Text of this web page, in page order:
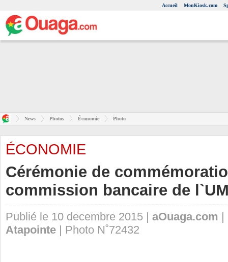
Accueil MonKiosk.com
News Photos Économie Photo
ÉCONOMIE
Cérémonie de
commission bancaire de
Publié le 10 decembre 2015 | aOuaga.com |
Atapointe | Photo N˚72432